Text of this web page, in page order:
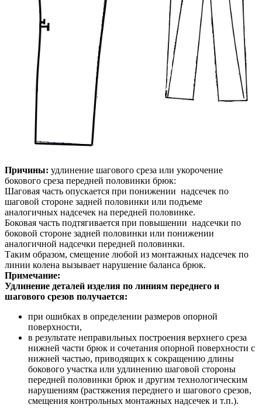
Причины: удлинение шагового среза или укорочение
бокового среза передней половинки брюк:
Шаговая часть опускается при понижении надсечек по
шаговой стороне задней половинки или подъеме
аналогичных надсечек на передней половинке.
Боковая часть подтягивается при повышении надсечки по
боковой стороне задней половинки или понижении
аналогичной надсечки передней половинки.
Таким образом, смещение любой из монтажных надсечек по
линии колена вызывает нарушение баланса брюк.
Примечание:
Удлинение деталей изделия по линиям переднего и
шагового срезов получается:
при ошибках в определении размеров опорной
поверхности,
в результате неправильных построения верхнего среза
нижней части брюк и сочетания опорной поверхности с
нижней частью, приводящих к сокращению длины
бокового участка или удлинению шаговой стороны
передней половинки брюк и другим технологическим
нарушениям (растяжения переднего и шагового срезов,
смещения контрольных монтажных надсечек и т.п.).